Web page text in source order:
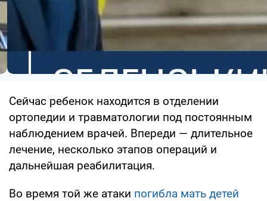
Сейчас ребенок находится в отделении
ортопедии и травматологии под постоянным
наблюдением врачей. Впереди — длительное
лечение, несколько этапов операций и
дальнейшая реабилитация.
Во время той же атаки погибла мать детей